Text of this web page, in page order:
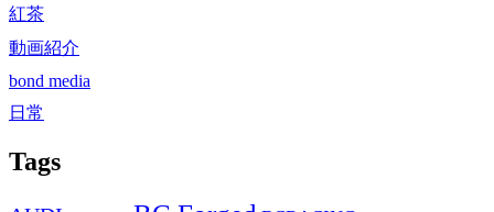
紅茶
動画紹介
bond media
日常
Tags